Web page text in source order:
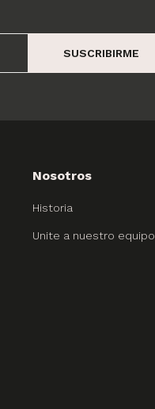
SUSCRIBIRME
Nosotros
Historia
Unite a nuestro equipo